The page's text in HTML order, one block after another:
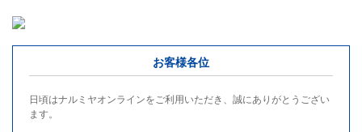
お客様各位
日頃はナルミヤオンラインをご利用いただき、誠にありがとうござい
ます。